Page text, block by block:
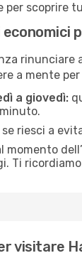
scoprire
rinunciare
a mente
a giovedì:
se riesci a
momento
Ti
visitare